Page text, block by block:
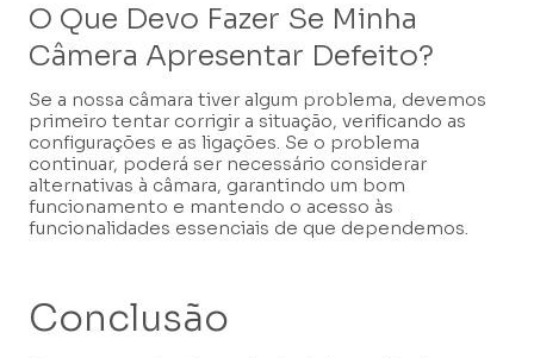
O Que Devo Fazer Se Minha
Câmera Apresentar Defeito?
Se a nossa câmara tiver algum problema, devemos
primeiro tentar corrigir a situação, verificando as
configurações e as ligações. Se o problema
continuar, poderá ser necessário considerar
alternativas à câmara, garantindo um bom
funcionamento e mantendo o acesso às
funcionalidades essenciais de que dependemos.
Conclusão